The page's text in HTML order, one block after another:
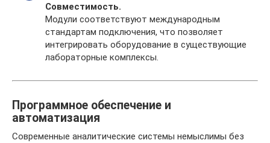
Совместимость.
Модули соответствуют международным
стандартам подключения, что позволяет
интегрировать оборудование в существующие
лабораторные комплексы.
Программное обеспечение и
автоматизация
Современные аналитические системы немыслимы без